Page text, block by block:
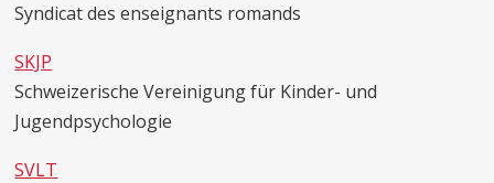
Syndicat des enseignants romands
SKJP
Schweizerische Vereinigung für Kinder- und
Jugendpsychologie
SVLT